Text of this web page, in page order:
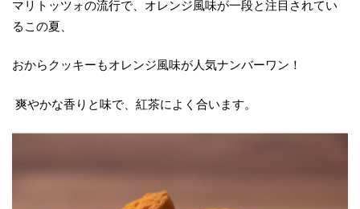
マリトッツォの流行で、オレンジ風味が一段と注目されてい
るこの夏、
おからクッキーもオレンジ風味が人気ナンバーワン！
爽やかな香りと味で、紅茶によく合います。